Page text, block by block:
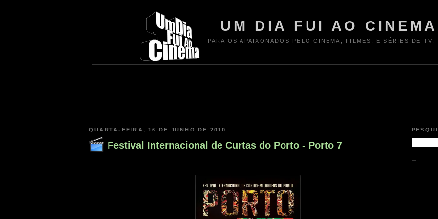
UM DIA FUI AO CINEMA
PARA OS APAIXONADOS PELO CINEMA, FILMES, E SÉRIES DE TV.
QUARTA-FEIRA, 16 DE JUNHO DE 2010
Festival Internacional de Curtas do Porto - Porto 7